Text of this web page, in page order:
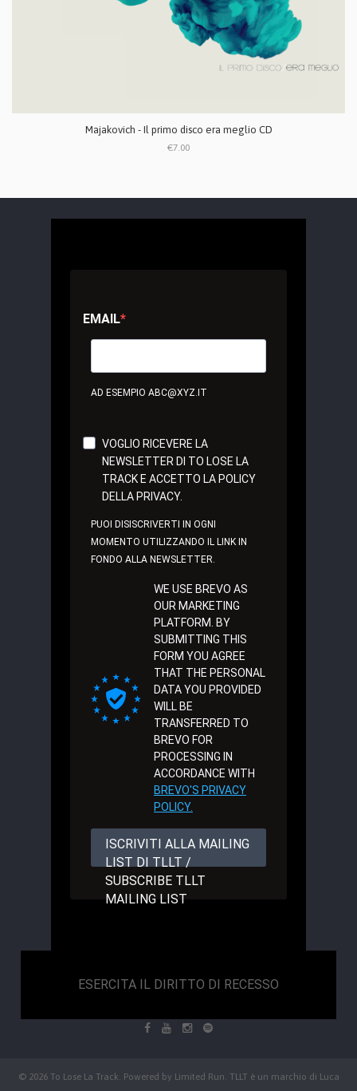
Majakovich - Il primo disco era meglio CD
€7.00
EMAIL
AD ESEMPIO ABC@XYZ.IT
VOGLIO RICEVERE LA
NEWSLETTER DI TO LOSE LA
TRACK E ACCETTO LA POLICY
DELLA PRIVACY.
PUOI DISISCRIVERTI IN OGNI
MOMENTO UTILIZZANDO IL LINK IN
FONDO ALLA NEWSLETTER.
WE USE BREVO AS
OUR MARKETING
PLATFORM. BY
SUBMITTING THIS
FORM YOU AGREE
THAT THE PERSONAL
DATA YOU PROVIDED
WILL BE
TRANSFERRED TO
BREVO FOR
PROCESSING IN
ACCORDANCE WITH
BREVO'S PRIVACY
POLICY.
ISCRIVITI ALLA MAILING
LIST DI TLLT /
SUBSCRIBE TLLT
MAILING LIST
ESERCITA IL DIRITTO DI RECESSO
© 2026 To Lose La Track. Powered by Limited Run . TLLT è un marchio di Luca